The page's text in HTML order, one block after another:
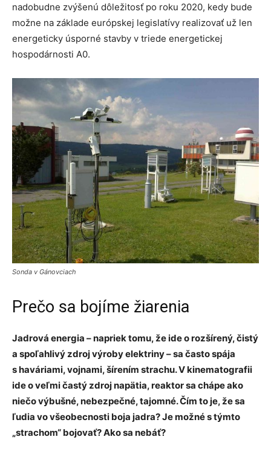
nadobudne zvýšenú dôležitosť po roku 2020, kedy bude
možne na základe európskej legislatívy realizovať už len
energeticky úsporné stavby v triede energetickej
hospodárnosti A0.
Sonda v Gánovciach
Prečo sa bojíme žiarenia
Jadrová energia – napriek tomu, že ide o rozšírený, čistý
a spoľahlivý zdroj výroby elektriny – sa často spája
s haváriami, vojnami, šírením strachu. V kinematografii
ide o veľmi častý zdroj napätia, reaktor sa chápe ako
niečo výbušné, nebezpečné, tajomné. Čím to je, že sa
ľudia vo všeobecnosti boja jadra? Je možné s týmto
„strachom“ bojovať? Ako sa nebáť?